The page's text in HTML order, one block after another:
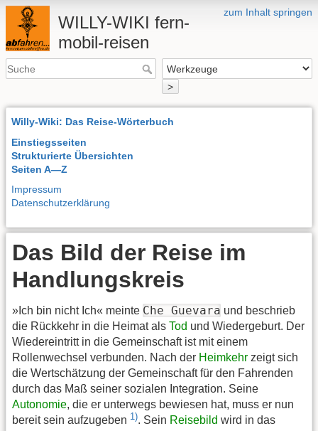
zum Inhalt springen
WILLY-WIKI fern-
mobil-reisen
>
Willy-Wiki: Das Reise-Wörterbuch
Einstiegsseiten
Strukturierte Übersichten
Seiten A—Z
Impressum
Datenschutzerklärung
Das Bild der Reise im
Handlungskreis
»Ich bin nicht Ich« meinte Che Guevara und beschrieb
die Rückkehr in die Heimat als Tod und Wiedergeburt. Der
Wiedereintritt in die Gemeinschaft ist mit einem
Rollenwechsel verbunden. Nach der Heimkehr zeigt sich
die Wertschätzung der Gemeinschaft für den Fahrenden
durch das Maß seiner sozialen Integration. Seine
Autonomie, die er unterwegs bewiesen hat, muss er nun
bereit sein aufzugeben 1). Sein Reisebild wird in das